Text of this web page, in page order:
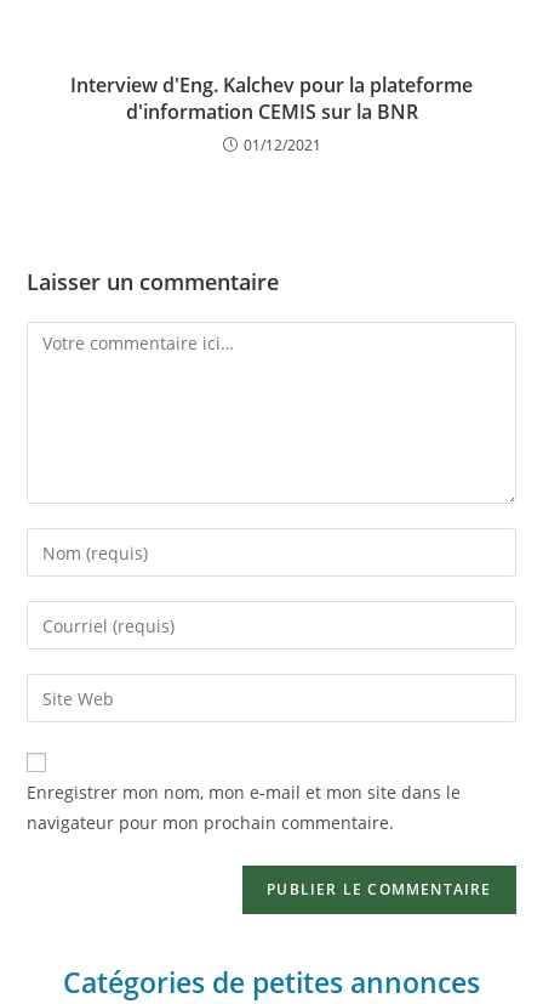
Interview d'Eng. Kalchev pour la plateforme
d'information CEMIS sur la BNR
01/12/2021
Laisser un commentaire
Enregistrer mon nom, mon e-mail et mon site dans le
navigateur pour mon prochain commentaire.
Catégories de petites annonces